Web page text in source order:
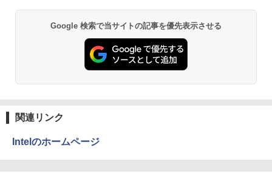
￥1,760
Anker Soundcore P31i ブラック
￥5,990
BRUCE WAYNE feat. Flo Milli, ATL Jacob
￥250
by Amazon 天然水 ラベルレス 500ml ×24本
ウォーター ペットボトル 静岡県産 500ミリリ
ットル (Smart Basic)
異世界居酒屋「のぶ」(22) (角川コミックス・
￥832
Google 検索で当サイトの記事を優先表示させる
関連リンク
Intelのホームページ